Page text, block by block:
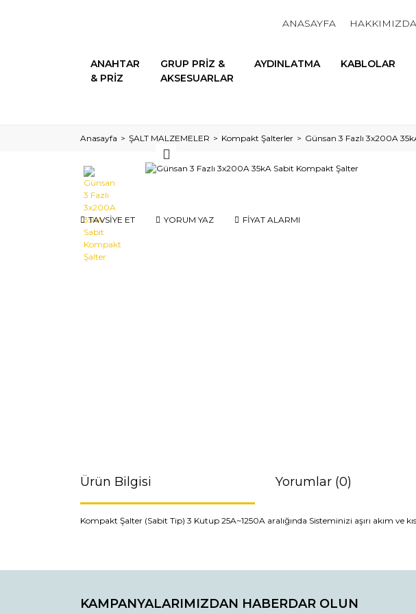
ANASAYFA HAKKIMIZDA
ANAHTAR
& PRİZ
GRUP PRİZ &
AKSESUARLAR
AYDINLATMA KABLOLAR
Anasayfa ŞALT MALZEMELER Kompakt Şalterler Günsan 3 Fazlı 3x200A
TAVSİYE ET YORUM YAZ FİYAT ALARMI
Ürün Bilgisi Yorumlar (0)
Kompakt Şalter (Sabit Tip) 3 Kutup 25A~1250A aralığında Sisteminizi aşırı akım ve
Görüş ve önerileriniz için teşekkür ederiz.
Ürün resmi kalitesiz, bozuk veya görüntülenemiyor.
KAMPANYALARIMIZDAN HABERDAR OLUN